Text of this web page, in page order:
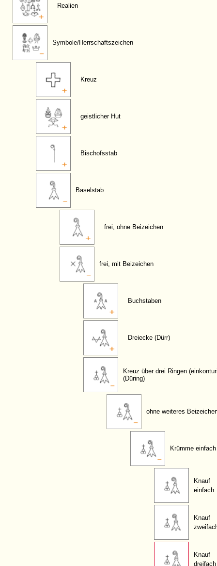
Realien
Symbole/Herrschaftszeichen
Kreuz
geistlicher Hut
Bischofsstab
Baselstab
frei, ohne Beizeichen
frei, mit Beizeichen
Buchstaben
Dreiecke (Dürr)
Kreuz über drei Ringen
(Düring)
ohne weiteres
Krümme einfach
Knauf
einfach
Knauf
Knauf
dreifach